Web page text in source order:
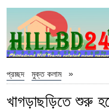
প্রচ্ছদ »
মুক্ত কলাম
খাগড়াছড়িতে শুরু